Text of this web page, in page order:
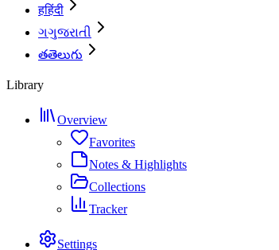
हहिंदी
ગગુજરાતી
తతెలుగు
Library
Overview
Favorites
Notes & Highlights
Collections
Tracker
Settings